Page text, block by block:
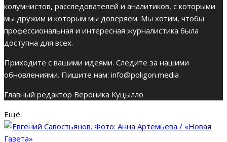
колумнистов, расследователей и аналитиков, с которыми
мы дружим и которым мы доверяем. Мы хотим, чтобы
профессиональная и интересная журналистика была
доступна для всех.
Приходите с вашими идеями. Следите за нашими
обновлениями. Пишите нам: info@poligon.media
Главный редактор Вероника Куцылло
Ещё